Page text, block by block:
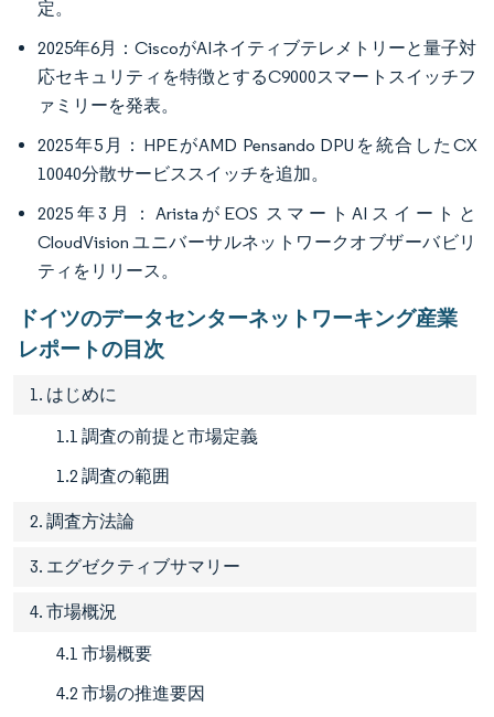
定。
2025年6月：CiscoがAIネイティブテレメトリーと量子対
応セキュリティを特徴とするC9000スマートスイッチフ
ァミリーを発表。
2025年5月：HPEがAMD Pensando DPUを統合したCX
10040分散サービススイッチを追加。
2025年3月：AristaがEOS スマートAIスイートと
CloudVision ユニバーサルネットワークオブザーバビリ
ティをリリース。
ドイツのデータセンターネットワーキング産業
レポートの目次
1. はじめに
1.1 調査の前提と市場定義
1.2 調査の範囲
2. 調査方法論
3. エグゼクティブサマリー
4. 市場概況
4.1 市場概要
4.2 市場の推進要因